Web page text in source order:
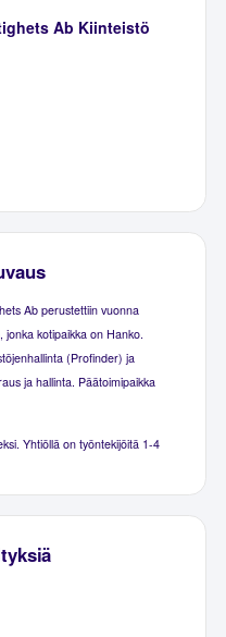
Ab Kiinteistö
Ab perustettiin vuonna
jonka kotipaikka on Hanko.
(Profinder) ja
ja hallinta. Päätoimipaikka
Yhtiöllä on työntekijöitä 1-4